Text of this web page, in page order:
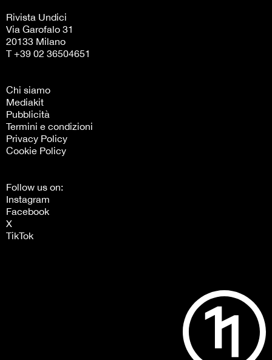
Rivista Undici
Via Garofalo 31
20133 Milano
T +39 02 36504651
Chi siamo
Mediakit
Pubblicità
Termini e condizioni
Privacy Policy
Cookie Policy
Follow us on:
Instagram
Facebook
X
TikTok